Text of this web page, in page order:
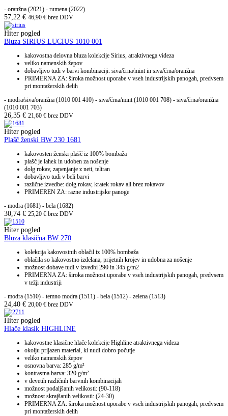
- oranžna (2021) - rumena (2022)
57,22 € 46,90 € brez DDV
Hiter pogled
Bluza SIRIUS LUCIUS 1010 001
kakovostna delovna bluza kolekcije Sirius, atraktivnega videza
veliko namenskih žepov
dobavljivo tudi v barvi kombinaciji: siva/črna/mint in siva/črna/oranžna
PRIMERNA ZA: široka možnost uporabe v vseh industrijskih panogah, predvsem
pri montažerskih delih
- modra/siva/oranžna (1010 001 410) - siva/črna/mint (1010 001 708) - siva/črna/oranžna
(1010 001 703)
26,35 € 21,60 € brez DDV
Hiter pogled
Plašč ženski BW 230 1681
kakovosten ženski plašč iz 100% bombaža
plašč je lahek in udoben za nošenje
dolg rokav, zapenjanje z neti, teliran
dobavljivo tudi v beli barvi
različne izvedbe: dolg rokav, kratek rokav ali brez rokavov
PRIMEREN ZA: razne industrijske panoge
- modra (1681) - bela (1682)
30,74 € 25,20 € brez DDV
Hiter pogled
Bluza klasična BW 270
kolekcija kakovostnih oblačil iz 100% bombaža
oblačila so kakovostno izdelana, prijetnih krojev in udobna za nošenje
možnost dobave tudi v izvedbi 290 in 345 g/m2
PRIMERNA ZA: široka možnost uporabe v vseh industrijskih panogah, predvsem
v težji industriji
- modra (1510) - temno modra (1511) - bela (1512) - zelena (1513)
24,40 € 20,00 € brez DDV
Hiter pogled
Hlače klasik HIGHLINE
kakovostne klasične hlače kolekcije Highline atraktivnega videza
okolju prijazen material, ki nudi dobro počutje
veliko namenskih žepov
osnovna barva: 285 g/m²
kontrastna barva: 320 g/m²
v devetih različnih barvnih kombinacijah
možnost podaljšanih velikosti: (90-118)
možnost skrajšanih velikosti: (24-30)
PRIMERNA ZA: široka možnost uporabe v vseh industrijskih panogah, predvsem
pri montažerskih delih